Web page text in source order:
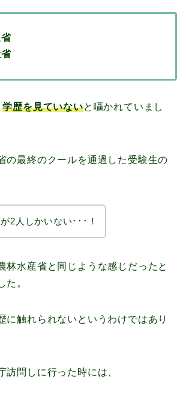
学歴を見ていないと囁かれていまし
の最終のクールを通過した受験生の
2人しかいない･･･！
林水産省と同じような感じだったと
た。
に触れられないというわけではあり
訪問しに行った時には、